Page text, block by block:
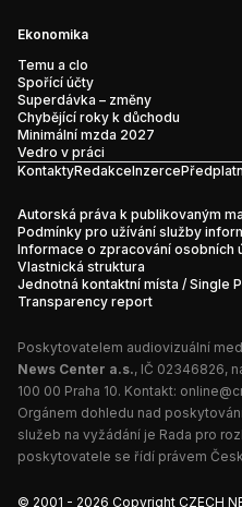
Ekonomika
Temu a clo
Spořící účty
Superdávka – změny
Chybějící roky k důchodu
Minimální mzda 2027
Vedro v práci
KontaktyRedakceInzerce
Autorská práva k publikovaným
Podmínky pro užívání služby
Informace o zpracování osobních
Vlastnická struktura
Jednotná kontaktní místa / Single
Transparency report
Poskytovatelem audiovizuální
News Center a.s., IČ 02346826,
100 00 Praha 10. Kontakt:
Orgánem dohledu nad
služeb na vyžádání je Rada pro
poskytovatele se řídí právem
© 2001 - 2026 Copyright CZECH